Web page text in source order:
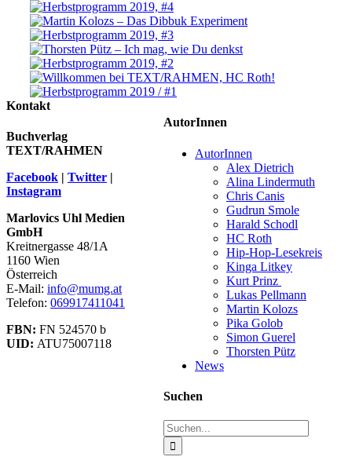
AutorInnen
AutorInnen
Alex Dietrich
Alina Lindermuth
Chris Canis
Gudrun Smole
Harald Schodl
HC Roth
Hip-Hop-Lesekreis
Kinga Litkey
Kurt Prinz
Lukas Pellmann
Martin Kolozs
Pika Golob
Simon Guerel
Thorsten Pütz
News
Suchen
Suche
nach:
Kontakt
Buchverlag
TEXT/RAHMEN
Facebook | Twitter |
Instagram
Marlovics Uhl Medien
GmbH
Kreitnergasse 48/1A
1160 Wien
Österreich
E-Mail: info@mumg.at
Telefon: 069917411041
FBN: FN 524570 b
UID: ATU75007118